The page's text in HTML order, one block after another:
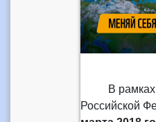
В рамках
Российской